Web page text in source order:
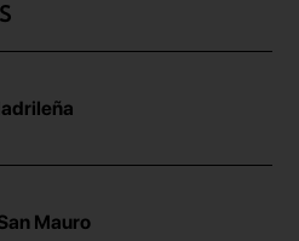
Mauro